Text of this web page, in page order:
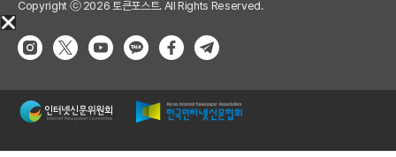
Copyright ⓒ 2026 토큰포스트. All Rights Reserved.